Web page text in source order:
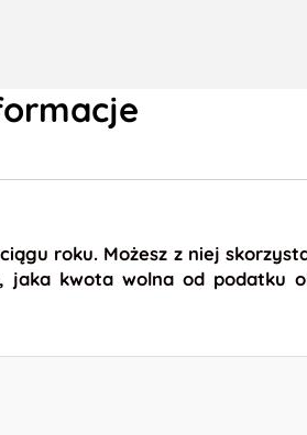
roku. Możesz z niej
jaka kwota wolna od podatku